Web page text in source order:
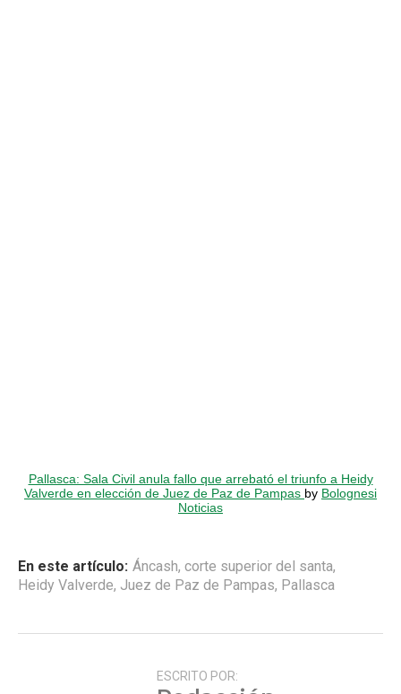
Pallasca: Sala Civil anula fallo que arrebató el triunfo a Heidy
Valverde en elección de Juez de Paz de Pampas by Bolognesi
Noticias
En este artículo: Áncash, corte superior del santa,
Heidy Valverde, Juez de Paz de Pampas, Pallasca
ESCRITO POR: